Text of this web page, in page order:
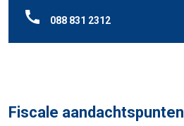
088 831 2312
Fiscale aandachtspunten